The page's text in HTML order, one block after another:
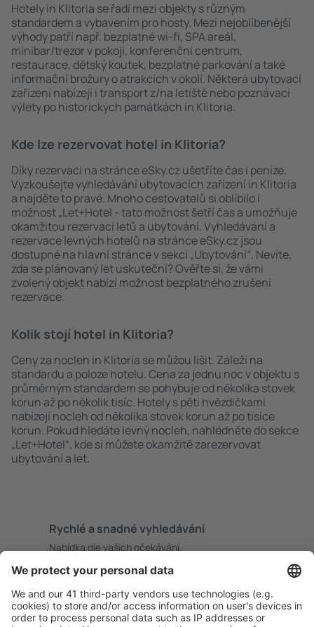
Hotely in Klitoria se řadí mezi objekty s různým
standardem a vybavením pro hosty. Mezi nejoblíbenější
výhody patří např. bezplatné wi-fi, SPA areál,
minibar/trezor v pokoji, konferenční centrum,
restaurace, dětský koutek, bezplatné parkování a také
informační brožury o atrakcích v okolí. Některá ubytovací
zařízení nabízejí i transport z/na letiště nebo poznávací
výlety po historických památkách in Klitoria.
Kde lze rezervovat hotel in Klitoria?
Díky rezervaci na stránce eSky.cz ušetříte čas i peníze.
Vyzkoušejte vyhledávání ubytovacích zařízení in Klitoria
a najděte to pravé. Mnoho cestovatelů si oblíbilo i
možnost „Let+Hotel - tato možnost šetří čas a umožňuje
okamžitou rezervaci letů a ubytování. Vyhledávání a
rezervace levných hotelů na stránce eSky.cz jsou
dostupné na hlavní stránce v sekci „Ubytování“. Nevíte,
zda se plánovaný let uskuteční? Ověřte si, že vámi
zvolený objekt nabízí možnost bezplatného zrušení
rezervace.
Kolik stojí hotel in Klitoria?
Ceny za nocleh in Klitoria se můžou lišit. Záleží na
standardu a poloze hotelu. Cena za jednu noc v objektu s
průměrným standardem se pohybuje od několika stovek
korun až po několik tisíc. Hotely s pěti hvězdičkami
nabízejí nocleh od několika stovek korun až po tisíce
korun. Pokud hledáte levný nocleh, nahlédněte do sekce
„Let+Hotel“, kde si můžete okamžitě zarezervovat
ubytování a let.
Rychlé a snadné vyhledávání
Nabídka dle vašich očekávání.
Pečlivé plánování
Bezproblémová rezervace s možností bezplatného
zrušení.